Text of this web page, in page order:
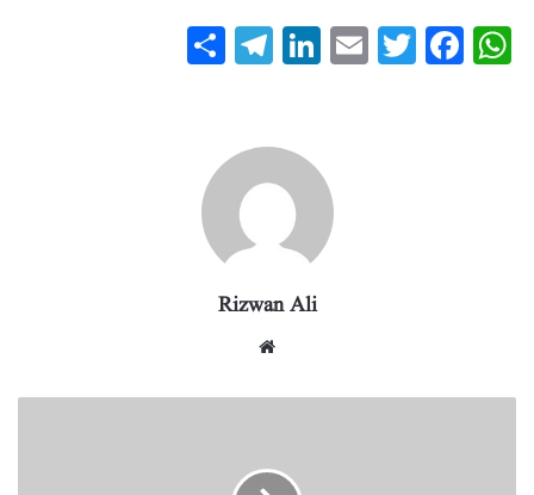
W
ha
Fa
ce
T
wi
E
m
Li
nk
In
T
el
ra
m
Rizwan Ali